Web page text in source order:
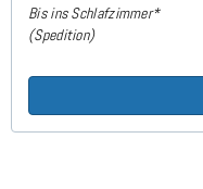
Bis ins Schlafzimmer*
(Spedition)